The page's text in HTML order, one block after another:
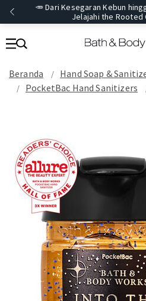
🥕 Dari Kesegaran Kebun
Jelajahi the Rooted
Beranda Hand Soap &
PocketBac Hand Sanitizers